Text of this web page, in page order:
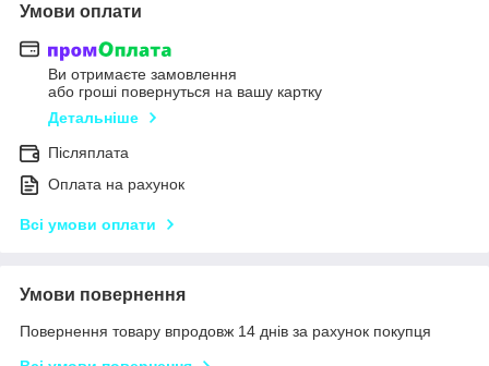
Умови оплати
Ви отримаєте замовлення
або гроші повернуться на вашу картку
Детальніше
Післяплата
Оплата на рахунок
Всі умови оплати
Умови повернення
Повернення товару впродовж 14 днів за рахунок покупця